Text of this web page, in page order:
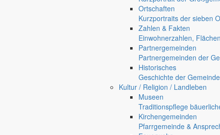
Ortschaften
Kurzportraits der sieben
Zahlen & Fakten
Einwohnerzahlen,
Partnergemeinden
Partnergemeinden der
Historisches
Geschichte der
Kultur / Religion / Landleben
Museen
Traditionspflege
Kirchengemeinden
Pfarrgemeinde &
Deutsch-Paulsdorf
Jauernick-Buschbach
Schönes Jauernick-